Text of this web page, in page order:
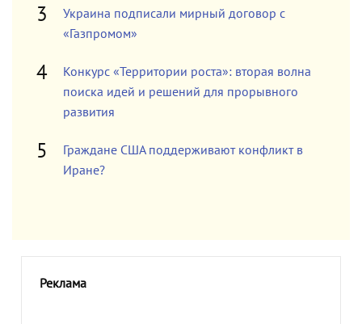
Украина подписали мирный договор с
«Газпромом»
Конкурс «Территории роста»: вторая волна
поиска идей и решений для прорывного
развития
Граждане США поддерживают конфликт в
Иране?
Реклама